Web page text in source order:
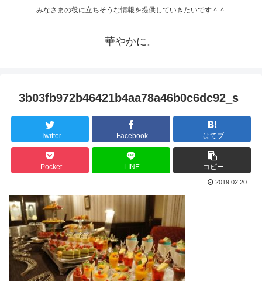
みなさまの役に立ちそうな情報を提供していきたいです＾＾
華やかに。
3b03fb972b46421b4aa78a46b0c6dc92_s
Twitter Facebook はてブ
Pocket LINE コピー
2019.02.20